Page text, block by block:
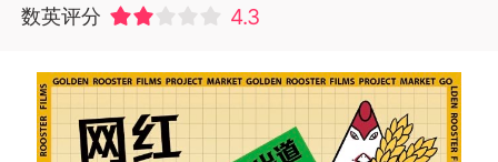
数英评分 4.3